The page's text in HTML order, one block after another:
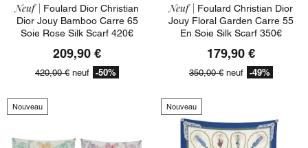
Neuf | Foulard Dior Christian
Dior Jouy Bamboo Carre 65
Soie Rose Silk Scarf 420€
209,90 €
420,00 € neuf -50%
Neuf | Foulard Christian Dior
Jouy Floral Garden Carre 55
En Soie Silk Scarf 350€
179,90 €
350,00 € neuf -49%
Nouveau Nouveau